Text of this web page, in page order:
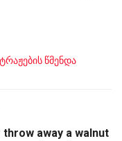
away a walnut